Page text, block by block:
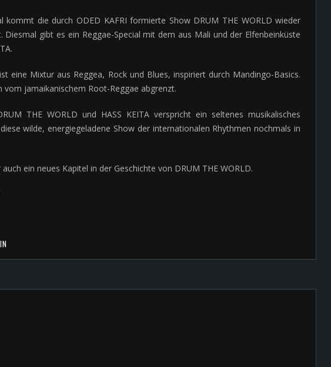
kommt die durch ODED KAFRI formierte Show DRUM THE WORLD wieder
Diesmal gibt es ein Reggae-Special mit dem aus Mali und der Elfenbeinküste
eine Mixtur aus Reggea, Rock und Blues, inspiriert durch Mandingo-Basics.
vom jamaikanischem Root-Reggae abgrenzt.
THE WORLD und HASS KEITA verspricht ein seltenes musikalisches
wilde, energiegeladene Show der internationalen Rhythmen nochmals in
ein neues Kapitel in der Geschichte von DRUM THE WORLD.